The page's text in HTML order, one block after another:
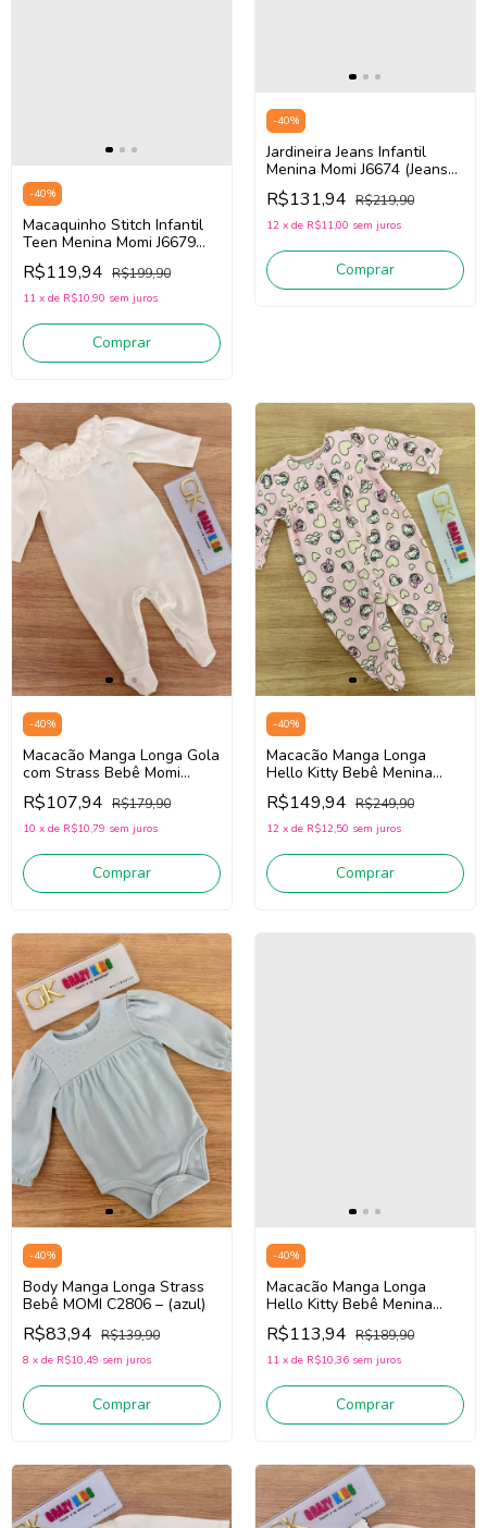
-40%
Macaquinho Stitch Infantil
Teen Menina Momi J6679
(Azul)
R$119,94 R$199,90
11 x de R$10,90 sem juros
Comprar
-40%
Jardineira Jeans Infantil
Menina Momi J6674 (Jeans
Claro)
R$131,94 R$219,90
12 x de R$11,00 sem juros
Comprar
-40%
Macacão Manga Longa Gola
com Strass Bebê Momi
C2789 Off white
Lançamento Inverno 2026!!!
R$107,94 R$179,90
10 x de R$10,79 sem juros
Comprar
-40%
Macacão Manga Longa
Hello Kitty Bebê Menina
Momi C2679 (Rosa)
R$149,94 R$249,90
12 x de R$12,50 sem juros
Comprar
-40%
Body Manga Longa Strass
Bebê MOMI C2806 – (azul)
R$83,94 R$139,90
8 x de R$10,49 sem juros
Comprar
-40%
Macacão Manga Longa
Hello Kitty Bebê Menina
Momi C2677 (Azul)
R$113,94 R$189,90
11 x de R$10,36 sem juros
Comprar